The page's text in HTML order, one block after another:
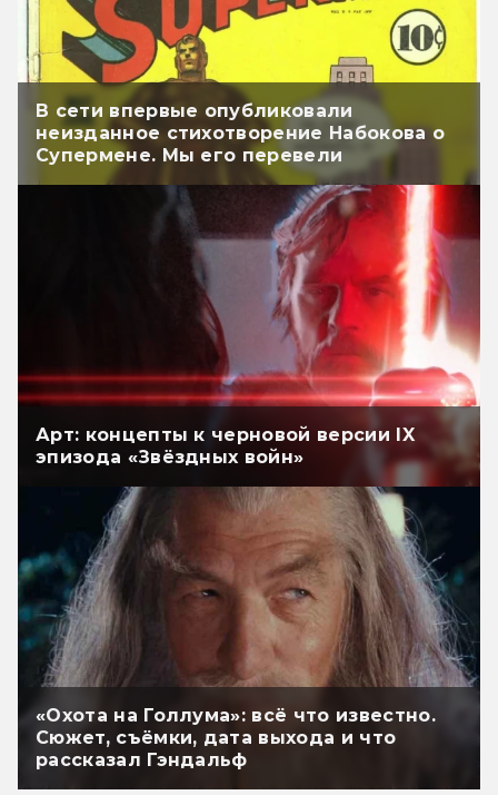
В сети впервые опубликовали
неизданное стихотворение Набокова о
Супермене. Мы его перевели
Арт: концепты к черновой версии IX
эпизода «Звёздных войн»
«Охота на Голлума»: всё что известно.
Сюжет, съёмки, дата выхода и что
рассказал Гэндальф